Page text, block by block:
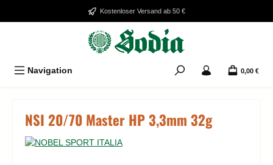
Zum Hauptinhalt springenKostenloser Versand ab 50 €
Navigation 0,00 €
NSI 20/70 Master HP 3,3mm 32g